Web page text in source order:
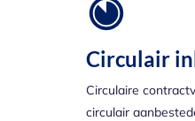
Circulair
Circulaire
circulair